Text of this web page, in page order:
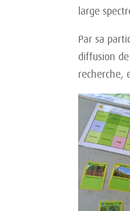
large
Par sa
diffusion
recherche,